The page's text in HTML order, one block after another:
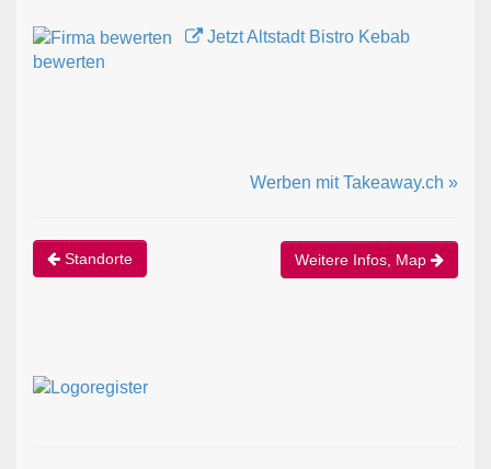
Jetzt Altstadt Bistro Kebab
bewerten
Werben mit Takeaway.ch »
Standorte Weitere Infos, Map